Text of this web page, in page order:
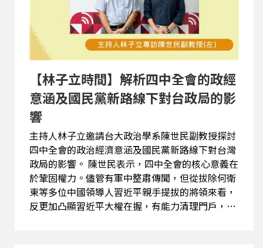
透過Podcast平台搜尋「這樣看中國 林子立時
間」收聽。) 【與節目互動】
EMAIL: 2020@rti.org.tw、
20200203news@gmail.com PODCAST收聽：
SOUND ON 、SPOTIFY 、Apple Podcasts
【林子立時間】解析四中全會的政經
意涵及國民黨新路線下對台政局的影
響
主持人林子立邀請台大政治學系陳世民副教授探討
四中全會的政治經濟意涵及國民黨新路線下對台灣
政局的影響。 陳世民表示，四中全會的核心意義在
於鞏固權力。儘管有軍中整肅傳聞，但從拔除何衛
東等多位中國領導人習近平親手提拔的將領來看，
反更加凸顯習近平大權在握，有能力清理門戶，預